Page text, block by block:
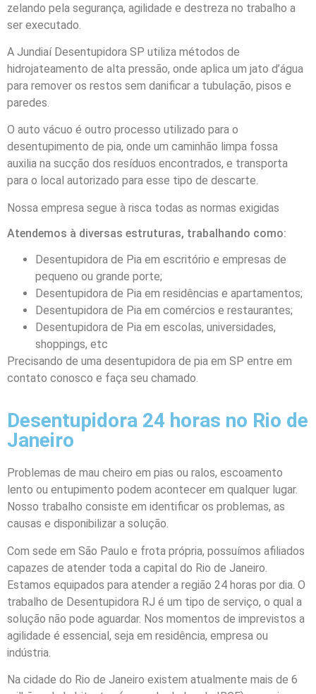
zelando pela segurança, agilidade e destreza no trabalho a
ser executado.
A Jundiaí Desentupidora SP utiliza métodos de
hidrojateamento de alta pressão, onde aplica um jato d’água
para remover os restos sem danificar a tubulação, pisos e
paredes.
O auto vácuo é outro processo utilizado para o
desentupimento de pia, onde um caminhão limpa fossa
auxilia na sucção dos resíduos encontrados, e transporta
para o local autorizado para esse tipo de descarte.
Nossa empresa segue à risca todas as normas exigidas
Atendemos à diversas estruturas, trabalhando como:
Desentupidora de Pia em escritório e empresas de
pequeno ou grande porte;
Desentupidora de Pia em residências e apartamentos;
Desentupidora de Pia em comércios e restaurantes;
Desentupidora de Pia em escolas, universidades,
shoppings, etc
Precisando de uma desentupidora de pia em SP entre em
contato conosco e faça seu chamado.
Desentupidora 24 horas no Rio de
Janeiro
Problemas de mau cheiro em pias ou ralos, escoamento
lento ou entupimento podem acontecer em qualquer lugar.
Nosso trabalho consiste em identificar os problemas, as
causas e disponibilizar a solução.
Com sede em São Paulo e frota própria, possuímos afiliados
capazes de atender toda a capital do Rio de Janeiro.
Estamos equipados para atender a região 24 horas por dia. O
trabalho de Desentupidora RJ é um tipo de serviço, o qual a
solução não pode aguardar. Nos momentos de imprevistos a
agilidade é essencial, seja em residência, empresa ou
indústria.
Na cidade do Rio de Janeiro existem atualmente mais de 6